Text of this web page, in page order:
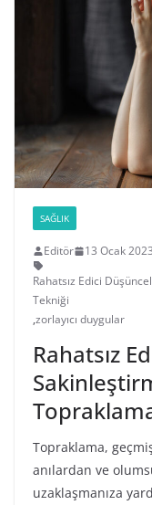
SAĞLIK
Editör 13 Ocak 2023
Rahatsız Edici
Tekniği
,zorlayıcı duygular
Rahatsız
Topraklama,
anılardan ve
uzaklaşmanıza